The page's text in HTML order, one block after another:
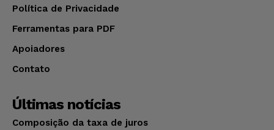
Política de Privacidade
Ferramentas para PDF
Apoiadores
Contato
Últimas notícias
Composição da taxa de juros